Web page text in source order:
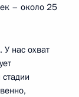
– около 25
нас охват